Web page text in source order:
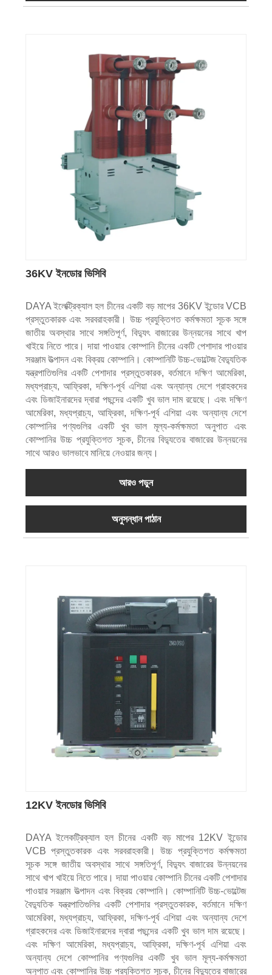
36KV ইনডোর ভিসিবি
DAYA ইলেক্ট্রিক্যাল হল চীনের একটি বড় মাপের 36KV ইন্ডোর VCB
প্রস্তুতকারক এবং সরবরাহকারী। উচ্চ প্রযুক্তিগত কর্মক্ষমতা সূচক সঙ্গে
জাতীয় অবস্থার সাথে সঙ্গতিপূর্ণ, বিদ্যুৎ বাজারের উন্নয়নের সাথে খাপ
খাইয়ে নিতে পারে। দায়া পাওয়ার কোম্পানি চীনের একটি পেশাদার পাওয়ার
সরঞ্জাম উত্পাদন এবং বিক্রয় কোম্পানি। কোম্পানিটি উচ্চ-ভোল্টেজ বৈদ্যুতিক
যন্ত্রপাতিগুলির একটি পেশাদার প্রস্তুতকারক, বর্তমানে দক্ষিণ আমেরিকা,
মধ্যপ্রাচ্য, আফ্রিকা, দক্ষিণ-পূর্ব এশিয়া এবং অন্যান্য দেশে গ্রাহকদের
এবং ডিজাইনারদের দ্বারা পছন্দের একটি খুব ভাল দাম রয়েছে। এবং দক্ষিণ
আমেরিকা, মধ্যপ্রাচ্য, আফ্রিকা, দক্ষিণ-পূর্ব এশিয়া এবং অন্যান্য দেশে
কোম্পানির পণ্যগুলির একটি খুব ভাল মূল্য-কর্মক্ষমতা অনুপাত এবং
কোম্পানির উচ্চ প্রযুক্তিগত সূচক, চীনের বিদ্যুতের বাজারের উন্নয়নের
সাথে আরও ভালভাবে মানিয়ে নেওয়ার জন্য।
আরও পড়ুন
অনুসন্ধান পাঠান
12KV ইনডোর ভিসিবি
DAYA ইলেকট্রিক্যাল হল চীনের একটি বড় মাপের 12KV ইন্ডোর
VCB প্রস্তুতকারক এবং সরবরাহকারী। উচ্চ প্রযুক্তিগত কর্মক্ষমতা
সূচক সঙ্গে জাতীয় অবস্থার সাথে সঙ্গতিপূর্ণ, বিদ্যুৎ বাজারের উন্নয়নের
সাথে খাপ খাইয়ে নিতে পারে। দায়া পাওয়ার কোম্পানি চীনের একটি পেশাদার
পাওয়ার সরঞ্জাম উত্পাদন এবং বিক্রয় কোম্পানি। কোম্পানিটি উচ্চ-ভোল্টেজ
বৈদ্যুতিক যন্ত্রপাতিগুলির একটি পেশাদার প্রস্তুতকারক, বর্তমানে দক্ষিণ
আমেরিকা, মধ্যপ্রাচ্য, আফ্রিকা, দক্ষিণ-পূর্ব এশিয়া এবং অন্যান্য দেশে
গ্রাহকদের এবং ডিজাইনারদের দ্বারা পছন্দের একটি খুব ভাল দাম রয়েছে।
এবং দক্ষিণ আমেরিকা, মধ্যপ্রাচ্য, আফ্রিকা, দক্ষিণ-পূর্ব এশিয়া এবং
অন্যান্য দেশে কোম্পানির পণ্যগুলির একটি খুব ভাল মূল্য-কর্মক্ষমতা
অনুপাত এবং কোম্পানির উচ্চ প্রযুক্তিগত সূচক, চীনের বিদ্যুতের বাজারের